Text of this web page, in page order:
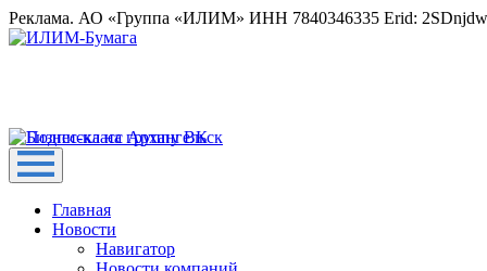
Реклама. АО «Группа «ИЛИМ» ИНН 7840346335 Erid:
Главная
Новости
Навигатор